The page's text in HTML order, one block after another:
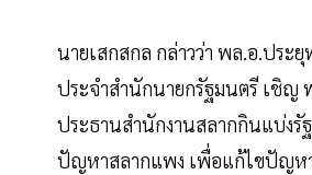
นายเสกสกล กล่าวว่า พล.อ.ประ
ประจำสำนักนายกรัฐมนตรี เชิญ
ประธานสำนักงานสลากกินแบ่งรั
ปัญหาสลากแพง เพื่อแก้ไขปัญหา